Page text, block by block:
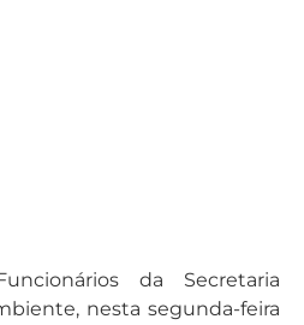
da Secretaria
nesta segunda-feira